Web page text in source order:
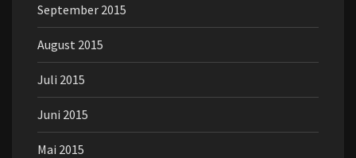
September 2015
August 2015
Juli 2015
Juni 2015
Mai 2015